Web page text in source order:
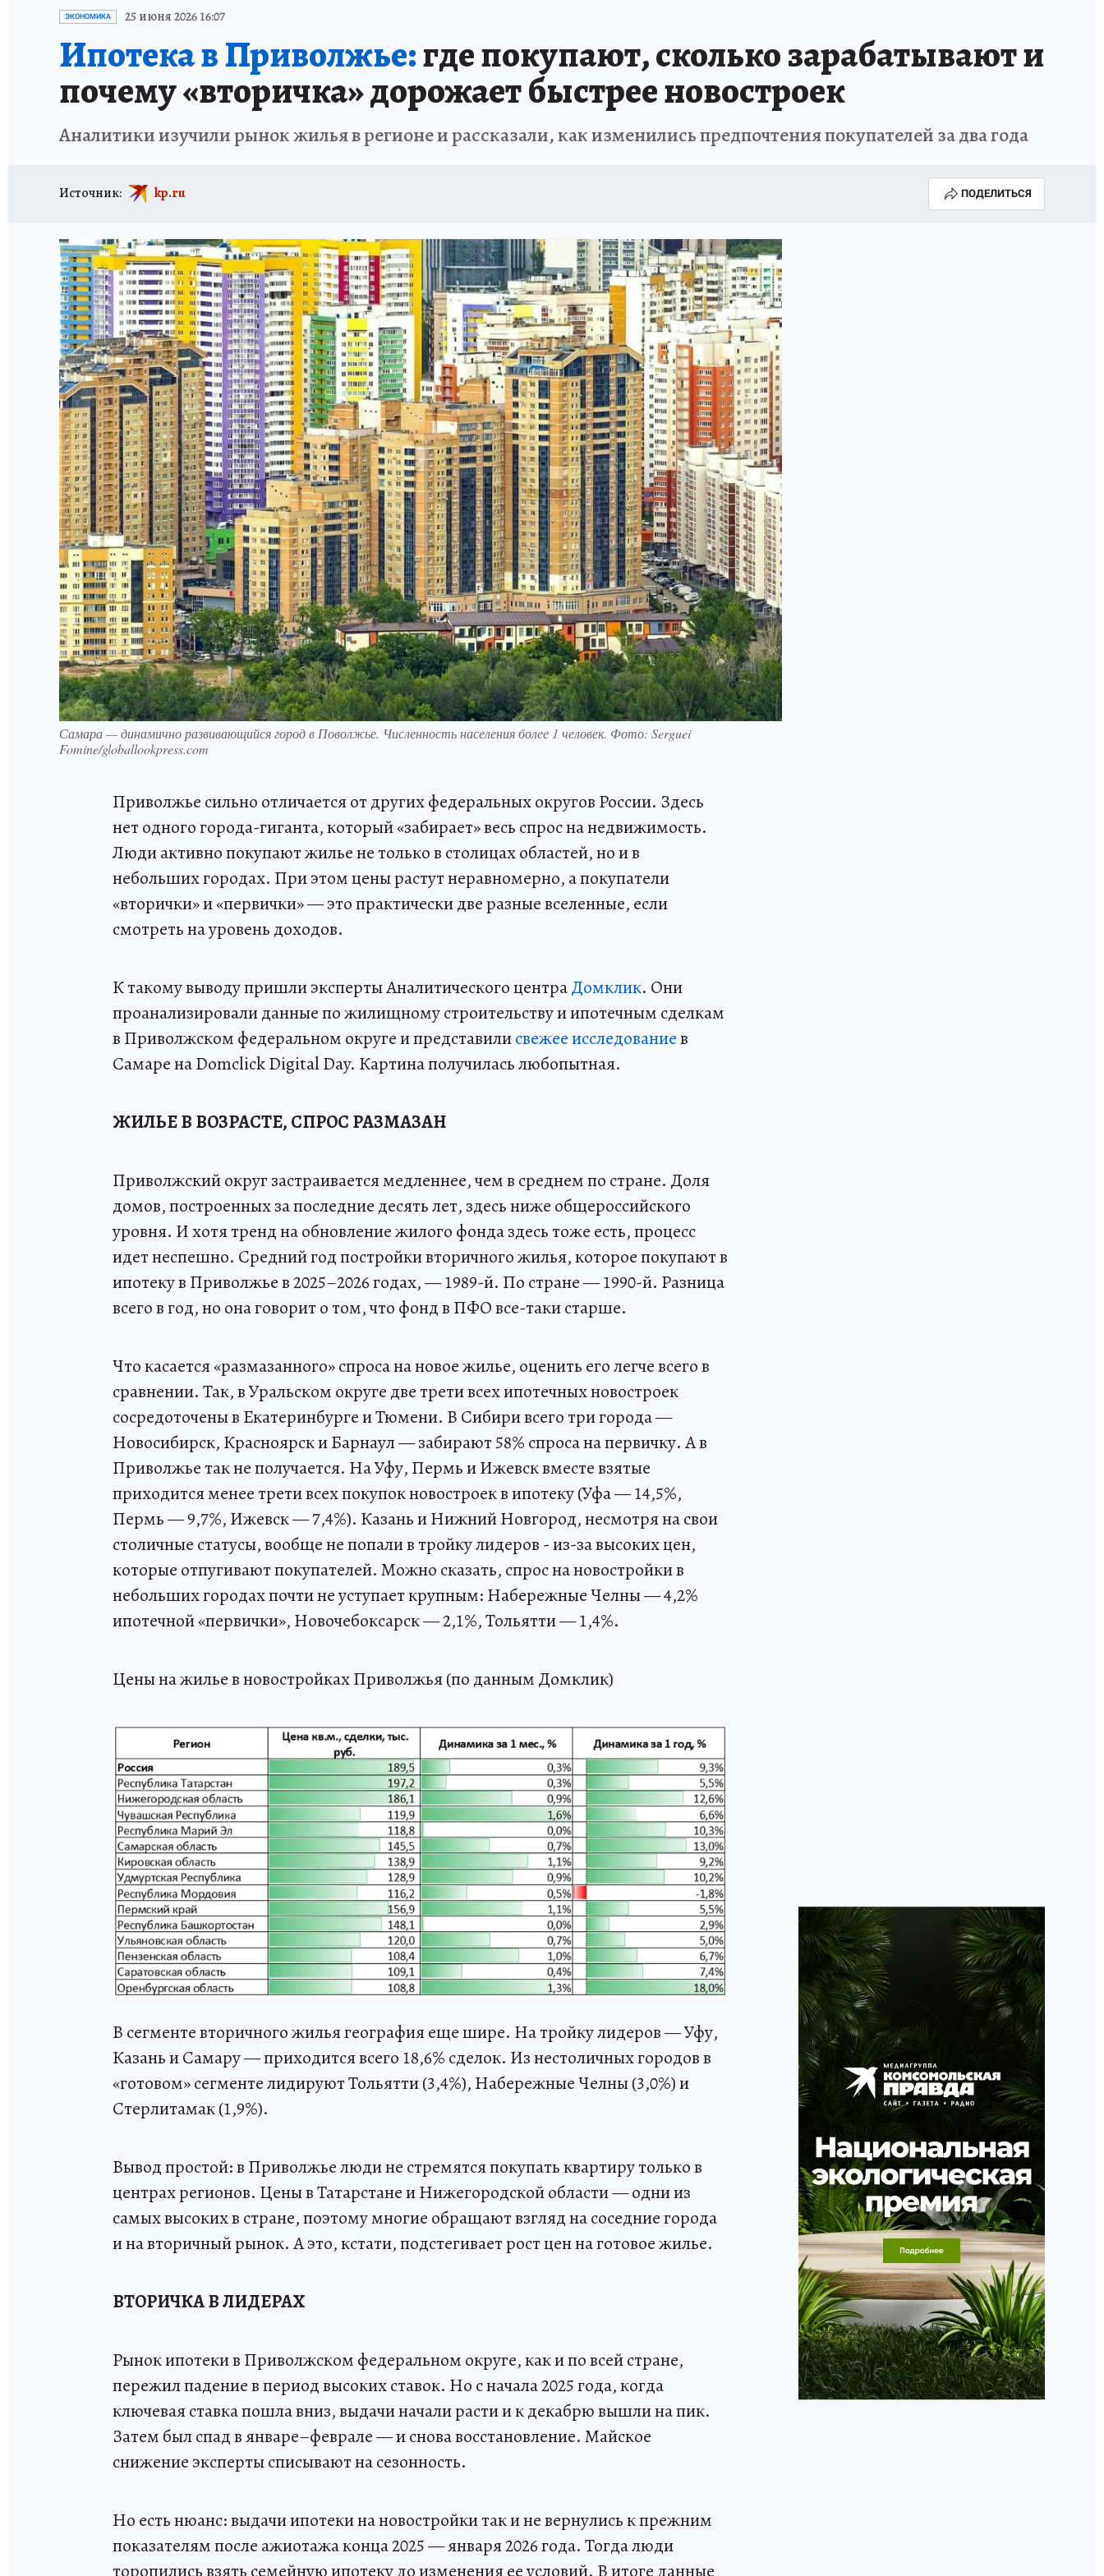
ИСПЫТАНО НА СЕБЕ
ЭКОНОМИКА 25 июня 2026 16:07
Ипотека в Приволжье:где покупают, сколько зарабатывают и
почему «вторичка» дорожает быстрее новостроек
Аналитики изучили рынок жилья в регионе и рассказали, как изменились предпочтения покупателей за два года
Источник: kp.ru ПОДЕЛИТЬСЯ
Самара — динамично развивающийся город в Поволжье. Численность населения более 1 человек. Фото: Serguei
Fomine/globallookpress.com
Приволжье сильно отличается от других федеральных округов России. Здесь
нет одного города-гиганта, который «забирает» весь спрос на недвижимость.
Люди активно покупают жилье не только в столицах областей, но и в
небольших городах. При этом цены растут неравномерно, а покупатели
«вторички» и «первички» — это практически две разные вселенные, если
смотреть на уровень доходов.
К такому выводу пришли эксперты Аналитического центраДомклик. Они
проанализировали данные по жилищному строительству и ипотечным сделкам
в Приволжском федеральном округе и представилисвежее исследованиев
Самаре на Domclick Digital Day. Картина получилась любопытная.
ЖИЛЬЕ В ВОЗРАСТЕ, СПРОС РАЗМАЗАН
Приволжский округ застраивается медленнее, чем в среднем по стране. Доля
домов, построенных за последние десять лет, здесь ниже общероссийского
уровня. И хотя тренд на обновление жилого фонда здесь тоже есть, процесс
идет неспешно. Средний год постройки вторичного жилья, которое покупают в
ипотеку в Приволжье в 2025–2026 годах, — 1989-й. По стране — 1990-й. Разница
всего в год, но она говорит о том, что фонд в ПФО все-таки старше.
Что касается «размазанного» спроса на новое жилье, оценить его легче всего в
сравнении. Так, в Уральском округе две трети всех ипотечных новостроек
сосредоточены в Екатеринбурге и Тюмени. В Сибири всего три города —
Новосибирск, Красноярск и Барнаул — забирают 58% спроса на первичку. А в
Приволжье так не получается. На Уфу, Пермь и Ижевск вместе взятые
приходится менее трети всех покупок новостроек в ипотеку (Уфа — 14,5%,
Пермь — 9,7%, Ижевск — 7,4%). Казань и Нижний Новгород, несмотря на свои
столичные статусы, вообще не попали в тройку лидеров - из-за высоких цен,
которые отпугивают покупателей. Можно сказать, спрос на новостройки в
небольших городах почти не уступает крупным: Набережные Челны — 4,2%
ипотечной «первички», Новочебоксарск — 2,1%, Тольятти — 1,4%.
Цены на жилье в новостройках Приволжья (по данным Домклик)
В сегменте вторичного жилья география еще шире. На тройку лидеров — Уфу,
Казань и Самару — приходится всего 18,6% сделок. Из нестоличных городов в
«готовом» сегменте лидируют Тольятти (3,4%), Набережные Челны (3,0%) и
Стерлитамак (1,9%).
Вывод простой: в Приволжье люди не стремятся покупать квартиру только в
центрах регионов. Цены в Татарстане и Нижегородской области — одни из
самых высоких в стране, поэтому многие обращают взгляд на соседние города
и на вторичный рынок. А это, кстати, подстегивает рост цен на готовое жилье.
ВТОРИЧКА В ЛИДЕРАХ
Рынок ипотеки в Приволжском федеральном округе, как и по всей стране,
пережил падение в период высоких ставок. Но с начала 2025 года, когда
ключевая ставка пошла вниз, выдачи начали расти и к декабрю вышли на пик.
Затем был спад в январе–феврале — и снова восстановление. Майское
снижение эксперты списывают на сезонность.
Но есть нюанс: выдачи ипотеки на новостройки так и не вернулись к прежним
показателям после ажиотажа конца 2025 — января 2026 года. Тогда люди
торопились взять семейную ипотеку до изменения ее условий. В итоге данные